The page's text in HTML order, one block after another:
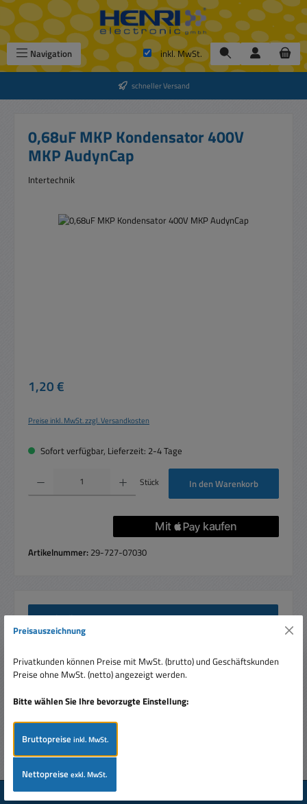
Zum Hauptinhalt springen
Navigation inkl. MwSt.
schneller Versand
0,68uF MKP Kondensator 400V
MKP AudynCap
Intertechnik
Regulärer Preis:
1,20 €
Preise inkl. MwSt. zzgl. Versandkosten
Sofort verfügbar, Lieferzeit: 2-4 Tage
Produkt Anzahl: Gib den gewünschten Wert ein oder benutze die Schaltflächen um
Stück In den Warenkorb
Artikelnummer: 29-727-07030
Beschreibung
680nF 0,68uF Kondensator MKP Spannungsfest bis 400V
Vorrat reichtMehr
Newsletter
Preisauszeichnung
Privatkunden können Preise mit MwSt. (brutto) und Geschäftskunden
Preise ohne MwSt. (netto) angezeigt werden.
Bitte wählen Sie Ihre bevorzugte Einstellung:
Bruttopreiseinkl. MwSt.
Nettopreiseexkl. MwSt.